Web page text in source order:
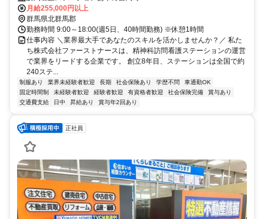
月給255,000円以上
群馬県北群馬郡
勤務時間 9:00～18:00(週5日、40時間勤務) ※休憩1時間
仕事内容 ＼業界最大手であなたのスキルを活かしませんか？／ 私た
ち株式会社ファーストナースは、精神科訪問看護ステーションの運営
で業界をリードする企業です。 創立8年目、ステーションは全国で約
240ステ...
制服あり 業界未経験者歓迎 長期 社会保険あり 学歴不問
車通勤OK
固定時間制
未経験者歓迎 経験者歓迎 有資格者歓迎 社会保険完備
賞与あり
交通費支給
日中 昇給あり 賞与年2回あり
正社員